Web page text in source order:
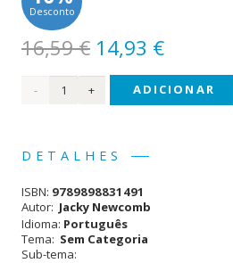
Desconto
16,59€ O
preço
original
16,59 €.
14,93 €O
preço
atual
Quantidade
Anjos
ADICIONAR
DETALHES
ISBN: 9789898831491
Autor: Jacky Newcomb
Idioma: Português
Tema: Sem Categoria
Sub-tema: